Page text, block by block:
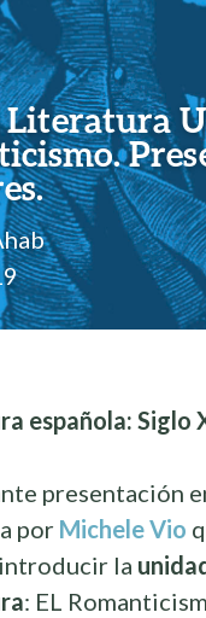
Literatura
española: Siglo
presentación
por Michele Vio
la
: EL